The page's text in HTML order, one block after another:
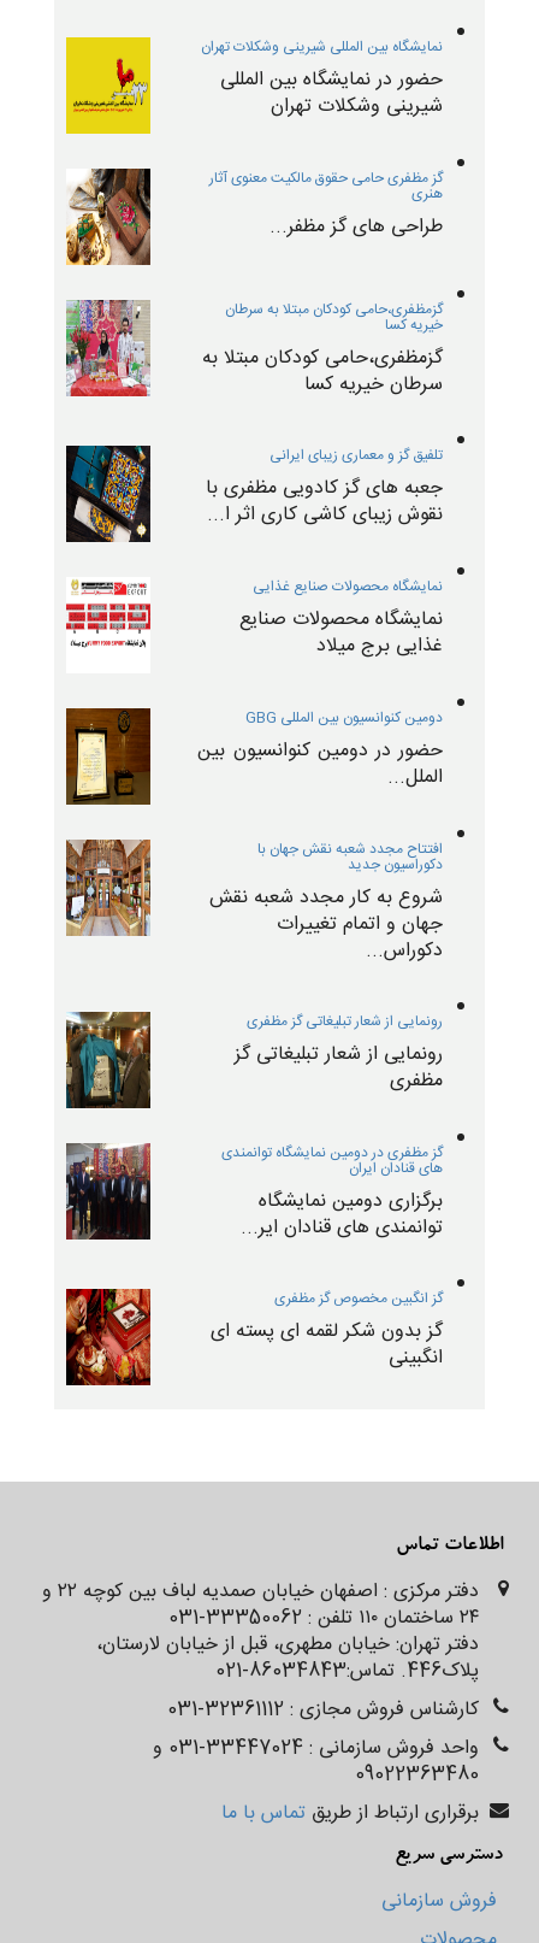
نمایشگاه بین المللی شیرینی وشکلات تهران
حضور در نمایشگاه بین المللی
شیرینی وشکلات تهران
گز مظفری حامی حقوق مالکیت معنوی آثار
هنری
طراحی های گز مظفر...
گزمظفری،حامی کودکان مبتلا به سرطان
خیریه کسا
گزمظفری،حامی کودکان مبتلا به
سرطان خیریه کسا
تلفیق گز و معماری زیبای ایرانی
جعبه های گز کادویی مظفری با
نقوش زیبای کاشی کاری اثر ا...
نمایشگاه محصولات صنایع غذایی
نمایشگاه محصولات صنایع
غذایی برج میلاد
دومین کنوانسیون بین المللی GBG
حضور در دومین کنوانسیون بین
الملل...
افتتاح مجدد شعبه نقش جهان با
دکوراسیون جدید
شروع به کار مجدد شعبه نقش
جهان و اتمام تغییرات
دکوراس...
رونمایی از شعار تبلیغاتی گز مظفری
رونمایی از شعار تبلیغاتی گز
مظفری
گز مظفری در دومین نمایشگاه توانمندی
های قنادان ایران
برگزاری دومین نمایشگاه
توانمندی های قنادان ایر...
گز انگبین مخصوص گز مظفری
گز بدون شکر لقمه ای پسته ای
انگبینی
اطلاعات تماس
دفتر مرکزی : اصفهان خیابان صمدیه لباف بین کوچه ۲۲ و
۲۴ ساختمان ۱۱۰ تلفن : 33350062-031
دفتر تهران: خیابان مطهری، قبل از خیابان لارستان،
پلاک‌‌‌‌‌‌446. تماس:86034843-021
کارشناس فروش مجازی : 32361112-031
واحد فروش سازمانی : 33447024-031 و
09022363480
برقراری ارتباط از طریق تماس با ما
دسترسی سریع
فروش سازمانی